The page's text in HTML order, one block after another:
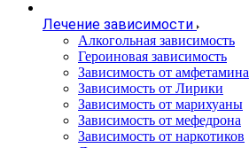
Лечение зависимости
Алкогольная зависимость
Героиновая зависимость
Зависимость от амфетамина
Зависимость от Лирики
Зависимость от марихуаны
Зависимость от мефедрона
Зависимость от наркотиков